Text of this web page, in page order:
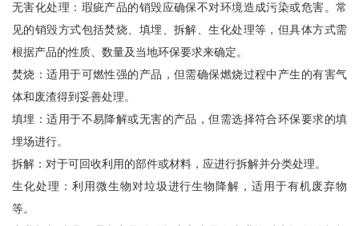
无害化处理：瑕疵产品的销毁应确保不对环境造成污染或危害。常
见的销毁方式包括焚烧、填埋、拆解、生化处理等，但具体方式需
根据产品的性质、数量及当地环保要求来确定。
焚烧：适用于可燃性强的产品，但需确保燃烧过程中产生的有害气
体和废渣得到妥善处理。
填埋：适用于不易降解或无害的产品，但需选择符合环保要求的填
埋场进行。
拆解：对于可回收利用的部件或材料，应进行拆解并分类处理。
生化处理：利用微生物对垃圾进行生物降解，适用于有机废弃物
等。